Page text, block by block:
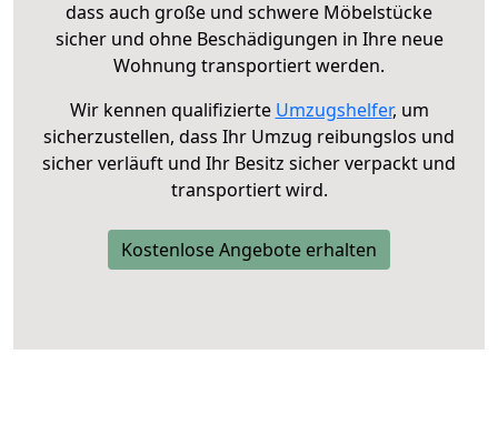
dass auch große und schwere Möbelstücke
sicher und ohne Beschädigungen in Ihre neue
Wohnung transportiert werden.
Wir kennen qualifizierte Umzugshelfer, um
sicherzustellen, dass Ihr Umzug reibungslos und
sicher verläuft und Ihr Besitz sicher verpackt und
transportiert wird.
Kostenlose Angebote erhalten